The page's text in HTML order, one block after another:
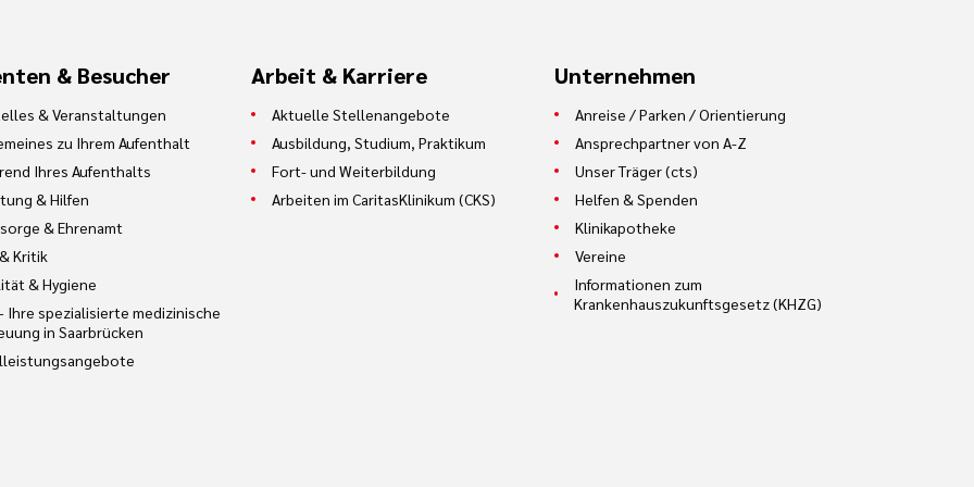
Ethik und Identität“ hrsg. v. G. Hellmann, medhochzwei-Verlag Heidelberg, 2015; ISBN
Studienbrief „Qualitätsanforderungen und Qualitätsgestaltung“ - Hamburger Fern-
Modul Stationäre Krankenversorgung, 2016
und Qualitätsgestaltung“ - Hamburger Fern-Hochschule, Studiengang
Krankenversorgung, 2013
Weges“ – Interview von H.-H. Herzog mit Dr. B. Hahne – In: Management und
23
Krankenhaus – Konzepte, Methoden, Implementierungshilfen“ - 2011, Symposion –
& Besucher
& Veranstaltungen
zu Ihrem Aufenthalt
Ihres Aufenthalts
& Hilfen
& Ehrenamt
Kritik
& Hygiene
Ihre spezialisierte medizinische
in Saarbrücken
Arbeit & Karriere
Aktuelle Stellenangebote
Ausbildung, Studium, Praktikum
Fort- und Weiterbildung
Arbeiten im CaritasKlinikum (CKS)
Unternehmen
Anreise / Parken / Orientierung
Ansprechpartner von A-Z
Unser Träger (cts)
Helfen & Spenden
Klinikapotheke
Vereine
Informationen zum
Krankenhauszukunftsgesetz (KHZG)